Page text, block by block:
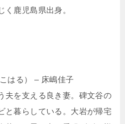
く鹿児島県出身。
はる） – 床嶋佳子
夫を支える良き妻。碑文谷の
と暮らしている。大岩が帰宅